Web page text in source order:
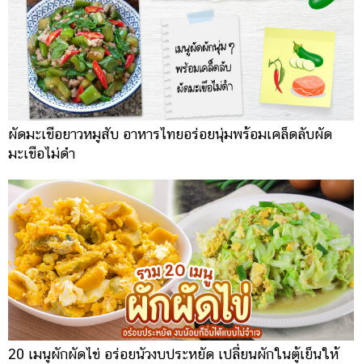
ผัดมะเขือยาวหมูสับ อาหารไทยอร่อยนุ่มพร้อมเคล็ดลับผัด
มะเขือไม่ดำ
20 เมนูผักผัดไข่ อร่อยนัวงบประหยัด เปลี่ยนผักในตู้เย็นให้